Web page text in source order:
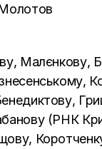
Малєнкову,
(РНК